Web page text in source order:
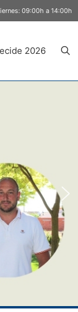
09:00h a 14:00h
2026